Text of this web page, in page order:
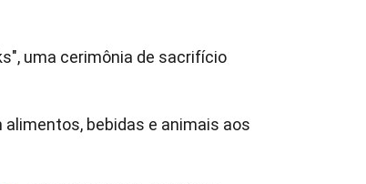
uma cerimônia de sacrifício
alimentos, bebidas e animais aos